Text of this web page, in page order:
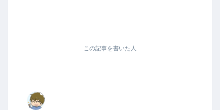
この記事を書いた人